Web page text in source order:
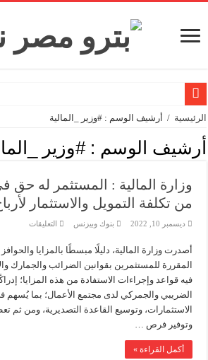
تاون جاس تسيطر علي كسر ماسورة في ترعة
وزيرا التخطيط والتنمية الاقتصادية والبترول والثروة
شائعات وحقائق.. فحص فروع الشركات بالخارج
جنوب الوادي القابضة للبترول» تنظم لقاءً توعويًا حول
من ذاكرة البترول فكرة متميزة ترصد تاريخ القطاع
أكبا تبدأ تصدير 60 ألف طن من زيوت المحركات البحرية للأسواق الخارجية
سيدبك تؤكد ريادتها في جودة الخامات باعتماد عالمي
وزير البترول والثروة المعدنية يبحث مع إكسون
رئيسا العامة وبترومنت في زيارة لحقول ابوسنان
وزير البترول والثروة المعدنية يتفقد استئناف أعمال الحفر بحقل البركة في أسوان بعد
الرئيسية / أرشيف الوسم : #وزير _المالية
أرشيف الوسم :#وزير
وزارة المالية : المستثمر له حق
من تكلفة التمويل والاستثمار
ديسمبر 10, 2022 بنوك وبيزنس التعليقاتعلى
له
حق
في
استرداد
من
أصدرت وزارة المالية، دليلًا مبسطًا بالمزايا
المقررة للمستثمرين بقوانين الضرائب والجمارك
فيه قواعد وإجراءات الاستفادة من هذه المزايا؛
الضريبي والجمركي لدى مجتمع الأعمال؛ بما
الاستثمارات، وتوسيع القاعدة التصديرية، ومن ثم
وتوفير فرص …
أكمل القراءة »